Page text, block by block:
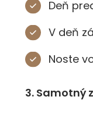
Deň
V deň
Noste
3. Samotný